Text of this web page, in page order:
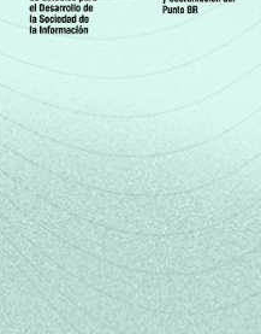
Pesquisa sobre o Uso